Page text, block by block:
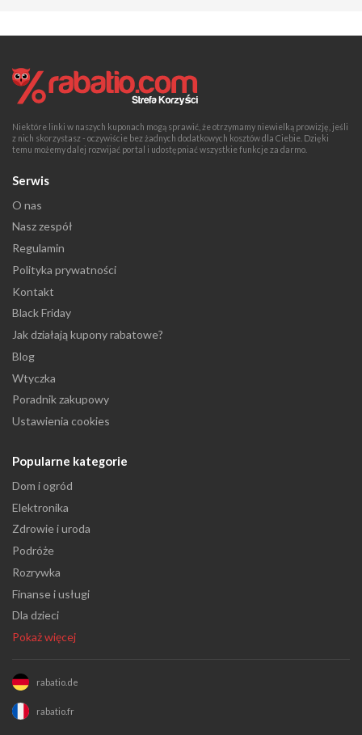
Niektóre linki w naszych kuponach mogą sprawić, że otrzymamy niewielką prowizję, jeśli
z nich skorzystasz - oczywiście bez żadnych dodatkowych kosztów dla Ciebie. Dzięki
temu możemy dalej rozwijać portal i udostępniać wszystkie funkcje za darmo.
Serwis
O nas
Nasz zespół
Regulamin
Polityka prywatności
Kontakt
Black Friday
Jak działają kupony rabatowe?
Blog
Wtyczka
Poradnik zakupowy
Ustawienia cookies
Popularne kategorie
Dom i ogród
Elektronika
Zdrowie i uroda
Podróże
Rozrywka
Finanse i usługi
Dla dzieci
Pokaż więcej
rabatio.de
rabatio.fr